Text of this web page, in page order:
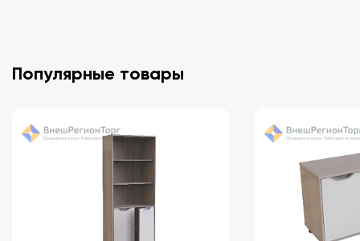
Популярные товары